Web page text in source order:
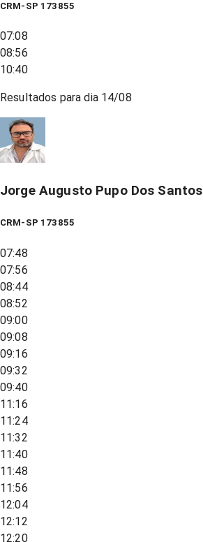
CRM-SP 173855
07:08
08:56
10:40
Resultados para dia 14/08
Jorge Augusto Pupo Dos Santos
CRM-SP 173855
07:48
07:56
08:44
08:52
09:00
09:08
09:16
09:32
09:40
11:16
11:24
11:32
11:40
11:48
11:56
12:04
12:12
12:20